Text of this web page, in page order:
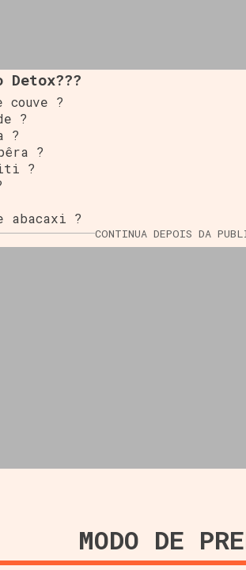
Detox???
couve ?
?
?
?
?
abacaxi ?
CONTINUA DEPOIS DA
MODO DE